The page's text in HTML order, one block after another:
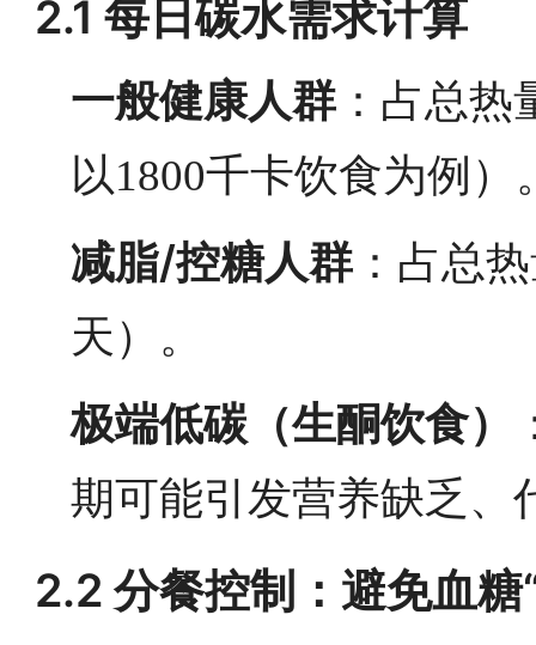
2.1 每日碳水需求计算
一般健康人群 ：占总热
以1800千卡饮食为例）
减脂/控糖人群 ：占总
天）。
极端低碳（生酮饮食）
期可能引发营养缺乏、
2.2 分餐控制：避免血糖